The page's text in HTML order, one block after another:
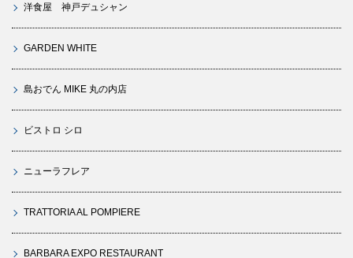
洋食屋 神戸デュシャン
GARDEN WHITE
島おでん MIKE 丸の内店
ビストロ シロ
ニューラフレア
TRATTORIA AL POMPIERE
BARBARA EXPO RESTAURANT